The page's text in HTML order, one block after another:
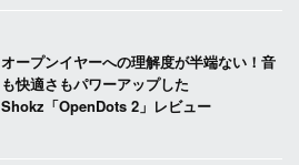
オープンイヤーへの理解度が半端ない！音
も快適さもパワーアップした
Shokz「OpenDots 2」レビュー